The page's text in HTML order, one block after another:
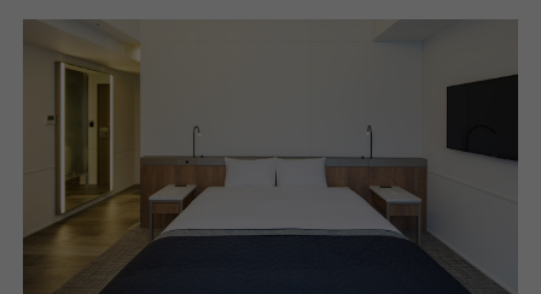
日々の業務における小さな改善と、当たり前のことを
愚直に徹底し続ける姿勢が、今の信頼に繋がっていま
す。
「評価の高いホテルで働きたい」という想いが、それ
を「自らの手で守り、さらに高めたい」と働くうちに
当事者意識に変わっていく。
そんな能動的な姿勢で、一歩先のキャリアを築きたい
と願う方のご応募を、心よりお待ちしています。